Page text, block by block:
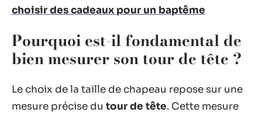
choisir des cadeaux pour un baptême
Pourquoi est-il fondamental de
bien mesurer son tour de tête ?
Le choix de la taille de chapeau repose sur une
mesure précise du tour de tête. Cette mesure